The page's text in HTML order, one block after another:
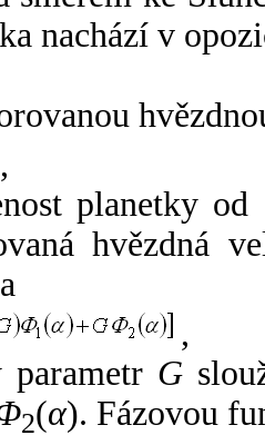
nachází v
,
planetky od
hvězdná
,
G
2(α). Fázovou